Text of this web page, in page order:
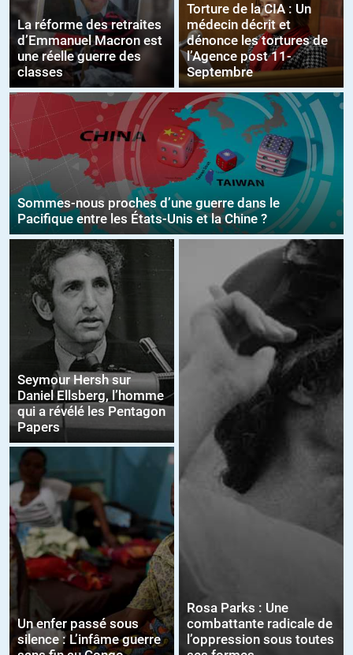
La réforme des retraites
d’Emmanuel Macron est
une réelle guerre des
classes
Torture de la CIA : Un
médecin décrit et
dénonce les tortures de
l’Agence post 11-
Septembre
Sommes-nous proches d’une guerre dans le
Pacifique entre les États-Unis et la Chine ?
Seymour Hersh sur
Daniel Ellsberg, l’homme
qui a révélé les Pentagon
Papers
Un enfer passé sous
silence : L’infâme guerre
Rosa Parks : Une
combattante radicale de
l’oppression sous toutes